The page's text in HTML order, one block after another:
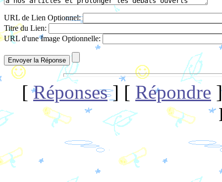
URL de Lien Optionnel:
Titre du Lien:
URL d'une Image Optionnelle:
[Réponses] [ Répondre